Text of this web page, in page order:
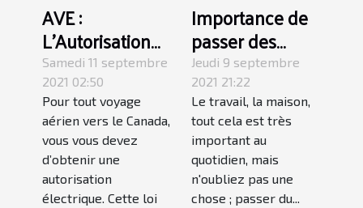
AVE :
L’Autorisation
de Voyage
Electronique
Samedi 11 septembre
2021 02:50
Pour tout voyage
aérien vers le Canada,
vous vous devez
d’obtenir une
autorisation
électrique. Cette loi
Importance de
passer des
vacances en
famille
Jeudi 9 septembre
2021 21:22
Le travail, la maison,
tout cela est très
important au
quotidien, mais
n'oubliez pas une
chose ; passer du...